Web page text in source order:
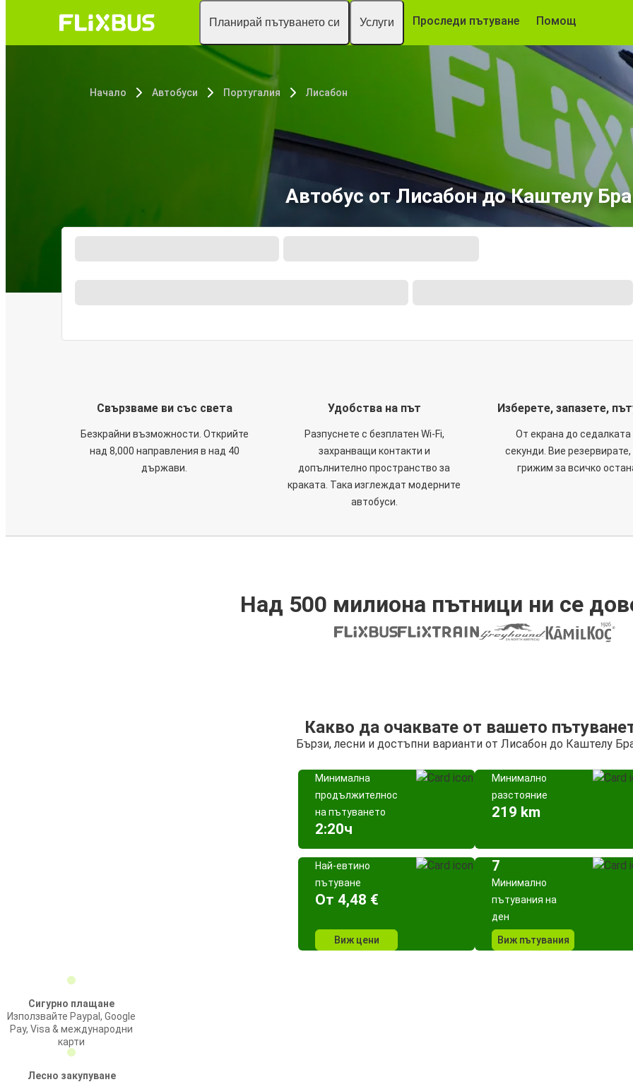
Планирай пътуването си Услуги Проследи пътуване Помощ
Начало Автобуси Португалия Лисабон
Автобус от Лисабон до Каштелу
Свързваме ви със света
Безкрайни възможности. Открийте
над 8,000 направления в над 40
държави.
Удобства на път
Разпуснете с безплатен Wi-Fi,
захранващи контакти и
допълнително пространство за
краката. Така изглеждат модерните
автобуси.
Изберете, запазете,
От екрана до седалката
секунди. Вие резервирате,
грижим за всичко
Над 500 милиона пътници ни се
Какво да очаквате от вашето
Бързи, лесни и достъпни варианти от Лисабон до Каштелу
Минимална
продължителност
на пътуването
2:20ч
Минимално
разстояние
219 km
Най-евтино
пътуване
Oт 4,48 €
Виж цени
7
Минимално
пътувания на
ден
Виж пътувания
Сигурно плащане
Използвайте Paypal, Google
Pay, Visa & международни
карти
Лесно закупуване